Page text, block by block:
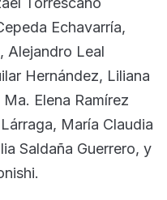
Echavarría,
Alejandro Leal
Hernández, Liliana
Elena Ramírez
María Claudia
Saldaña Guerrero, y